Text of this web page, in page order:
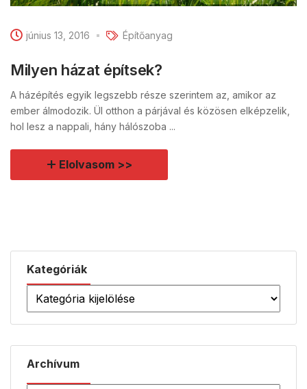
Kategóriák
Archívum
június 13, 2016 Építőanyag
Milyen házat építsek?
A házépítés egyik legszebb része szerintem az, amikor az
ember álmodozik. Ül otthon a párjával és közösen elképzelik,
hol lesz a nappali, hány hálószoba ...
Elolvasom >>